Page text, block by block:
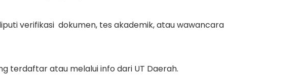
verifikasi dokumen, tes akademik, atau wawancara
terdaftar atau melalui info dari UT Daerah.